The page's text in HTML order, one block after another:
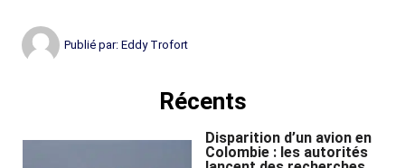
Publié par: Eddy Trofort
Récents
Disparition d’un avion en
Colombie : les autorités